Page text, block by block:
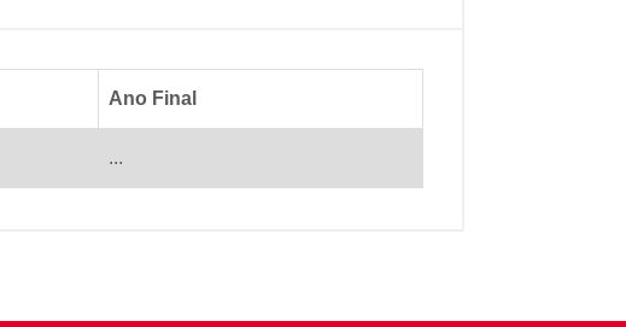
Ano Final
...